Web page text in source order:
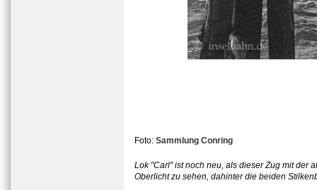
Foto: Sammlung Conring
Lok "Carl" ist noch neu, als dieser Zug mit der
Oberlicht zu sehen, dahinter die beiden